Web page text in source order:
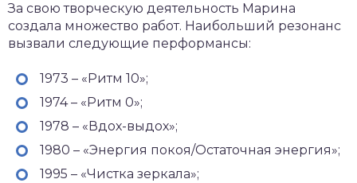
За свою творческую деятельность Марина
создала множество работ. Наибольший резонанс
вызвали следующие перформансы:
1973 – «Ритм 10»;
1974 – «Ритм 0»;
1978 – «Вдох-выдох»;
1980 – «Энергия покоя/Остаточная энергия»;
1995 – «Чистка зеркала»;